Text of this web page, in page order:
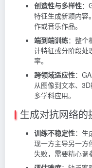
创造性与多样性：
特征生成新颖内容
作或音乐作品。
端到端训练：整个
计特征或分阶段处
率。
跨领域适应性：
从图像到文本、
多学科应用。
生成对抗网络的
训练不稳定性：生
现一方主导另一方
失败，需要精心调